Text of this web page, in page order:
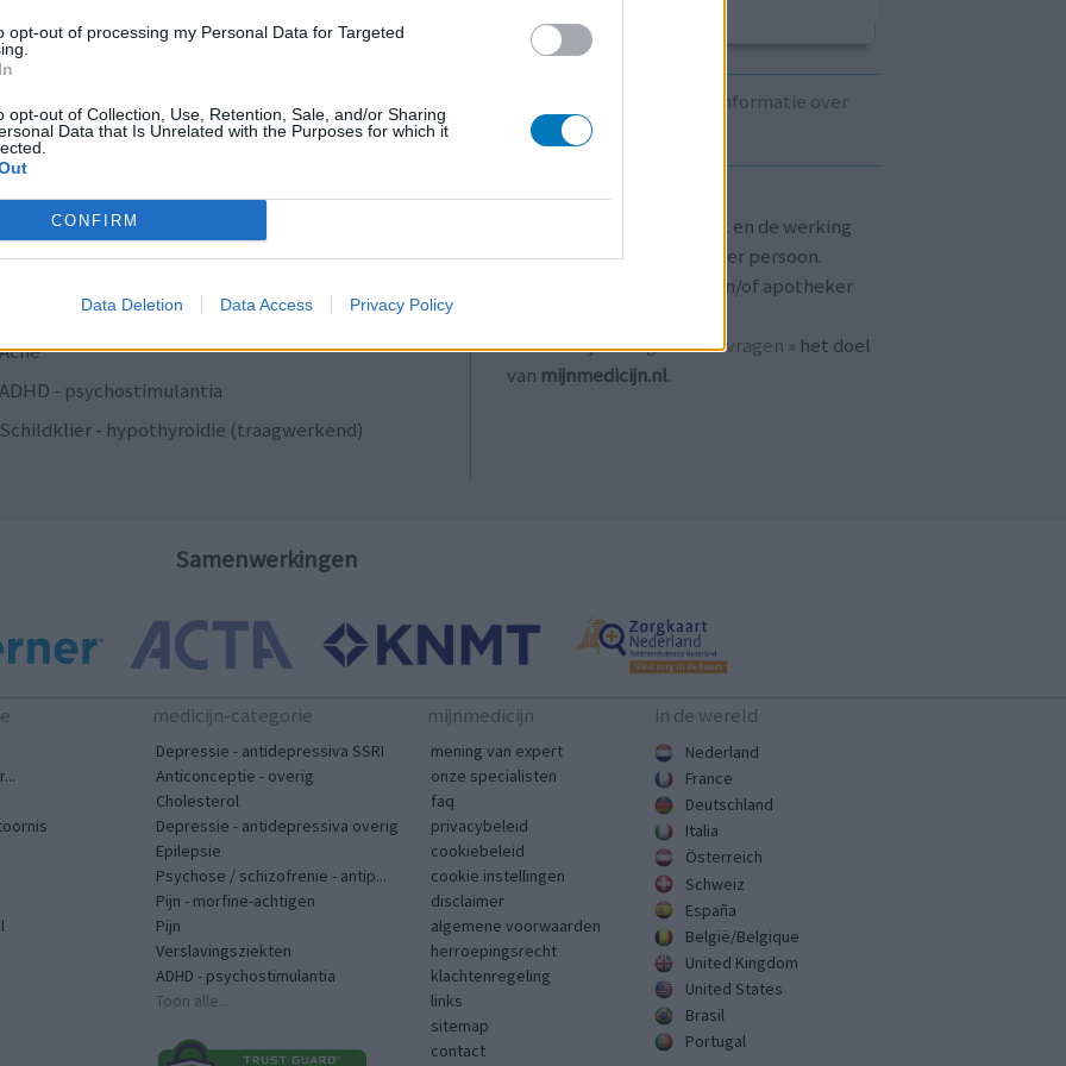
opt-out of processing my Personal Data for Targeted
opt-out of Collection, Use, Retention, Sale, and/or Sharing
Data that Is Unrelated with the Purposes for which it
CONFIRM
Data Deletion Data Access Privacy Policy
Antibiotica - penicillines breedspectrum
Verslavingsziekten
Diabetes (suikerziekte) - orale middelen
Anticonceptie - overig
Depressie - antidepressiva SSRI
ADHD - psychostimulantia
Antibiotica - penicillines breedspectrum
Acne
ADHD - psychostimulantia
Schildklier - hypothyroidie (traagwerkend)
Kijk hier voor informatie over
LET OP!
Ervaringen zijn persoonlijk en de werking
van medicijnen verschilt per persoon.
Raadpleeg altijd uw arts en/of apotheker
Zie ook bij «veelgestelde vragen » het doel
van mijnmedicijn.nl.
Samenwerkingen
medicijn-categorie
Depressie - antidepressiva SSRI
Anticonceptie - overig
Cholesterol
Depressie - antidepressiva overig
Epilepsie
Psychose / schizofrenie - antip...
Pijn - morfine-achtigen
Pijn
Verslavingsziekten
ADHD - psychostimulantia
Toon alle...
mijnmedicijn
mening van expert
onze specialisten
faq
privacybeleid
cookiebeleid
cookie instellingen
disclaimer
algemene voorwaarden
herroepingsrecht
klachtenregeling
links
sitemap
contact
in de wereld
Nederland
France
Deutschland
Italia
Österreich
Schweiz
España
België/Belgique
United Kingdom
United States
Brasil
Portugal